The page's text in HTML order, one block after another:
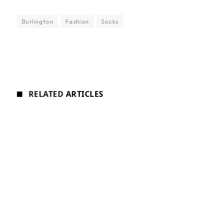
Burlington Fashion Socks
RELATED ARTICLES